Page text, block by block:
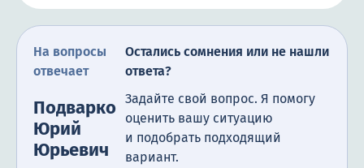
На вопросы
отвечает
Подварко
Юрий
Юрьевич
Остались сомнения или не нашли
ответа?
Задайте свой вопрос. Я помогу
оценить вашу ситуацию
и подобрать подходящий
вариант.